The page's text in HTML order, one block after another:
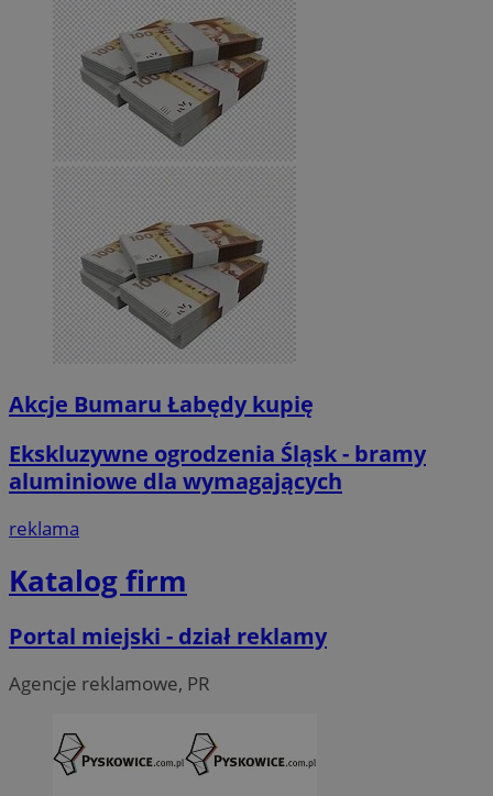
Akcje Bumaru Łabędy kupię
Ekskluzywne ogrodzenia Śląsk - bramy
aluminiowe dla wymagających
reklama
Katalog firm
Portal miejski - dział reklamy
Agencje reklamowe, PR